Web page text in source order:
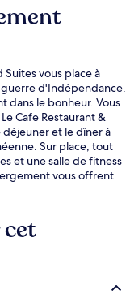
vous place à
guerre d'Indépendance.
dans le bonheur. Vous
Cafe Restaurant &
déjeuner et le dîner à
Sur place, tout
et une salle de fitness
vous offrent
relaxante